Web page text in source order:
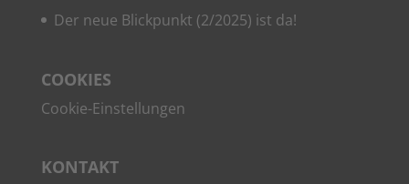
Der neue Blick­punkt (2/2025) ist da!
COO­KIES
Coo­kie-Ein­stel­lun­gen
KON­TAKT